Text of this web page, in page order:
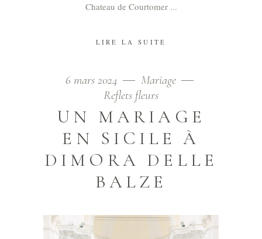
Chateau de Courtomer
LIRE LA SUITE
6 mars 2024
Mariage
Reflets fleurs
UN MARIAGE
EN SICILE À
DIMORA DELLE
BALZE